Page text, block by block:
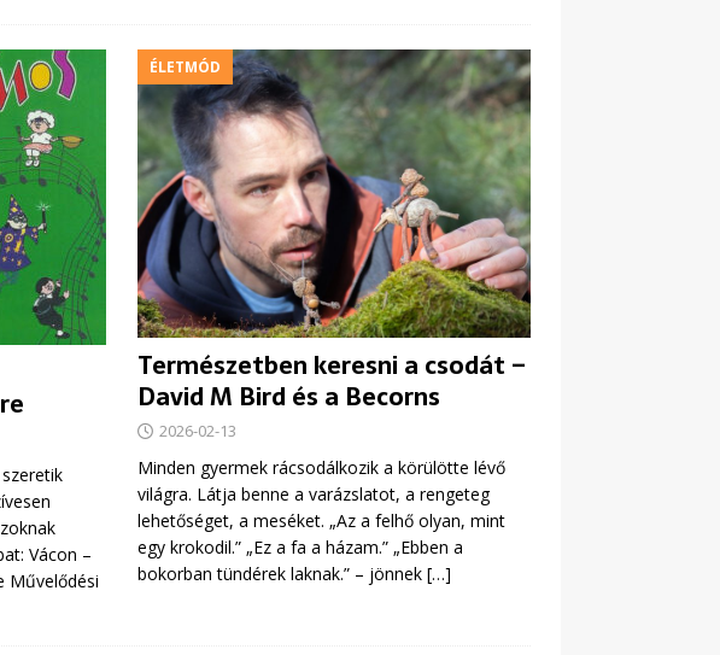
Vácon –
Művelődési
ÉLETMÓD
Természetben keresni a csodát –
David M Bird és a Becorns
2026-02-13
Minden gyermek rácsodálkozik a körülötte lévő
világra. Látja benne a varázslatot, a rengeteg
lehetőséget, a meséket. „Az a felhő olyan, mint
egy krokodil.” „Ez a fa a házam.” „Ebben a
bokorban tündérek laknak.” – jönnek […]